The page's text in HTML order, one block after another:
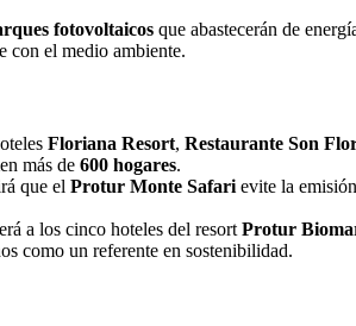
fotovoltaicos que abastecerán de
con el medio ambiente.
Floriana Resort, Restaurante Son
más de 600 hogares.
que el Protur Monte Safari evite la
a los cinco hoteles del resort Protur
como un referente en sostenibilidad.